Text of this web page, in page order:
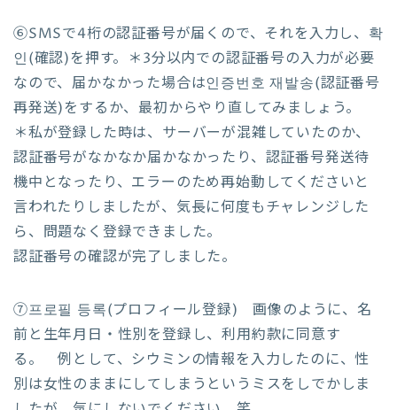
⑥SMSで4桁の認証番号が届くので、それを入力し、확
인(確認)を押す。＊3分以内での認証番号の入力が必要
なので、届かなかった場合は인증번호 재발송(認証番号
再発送)をするか、最初からやり直してみましょう。
＊私が登録した時は、サーバーが混雑していたのか、
認証番号がなかなか届かなかったり、認証番号発送待
機中となったり、エラーのため再始動してくださいと
言われたりしましたが、気長に何度もチャレンジした
ら、問題なく登録できました。
認証番号の確認が完了しました。
⑦프로필 등록(プロフィール登録) 画像のように、名
前と生年月日・性別を登録し、利用約款に同意す
る。 例として、シウミンの情報を入力したのに、性
別は女性のままにしてしまうというミスをしでかしま